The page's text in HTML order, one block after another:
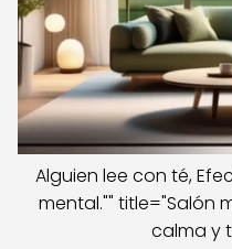
Alguien lee con té,
mental."" title="Salón
calma y